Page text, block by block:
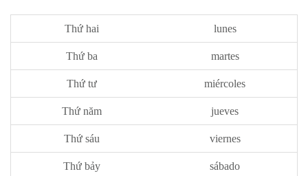
Thứ hai lunes
Thứ ba martes
Thứ tư miércoles
Thứ năm jueves
Thứ sáu viernes
Thứ bảy sábado